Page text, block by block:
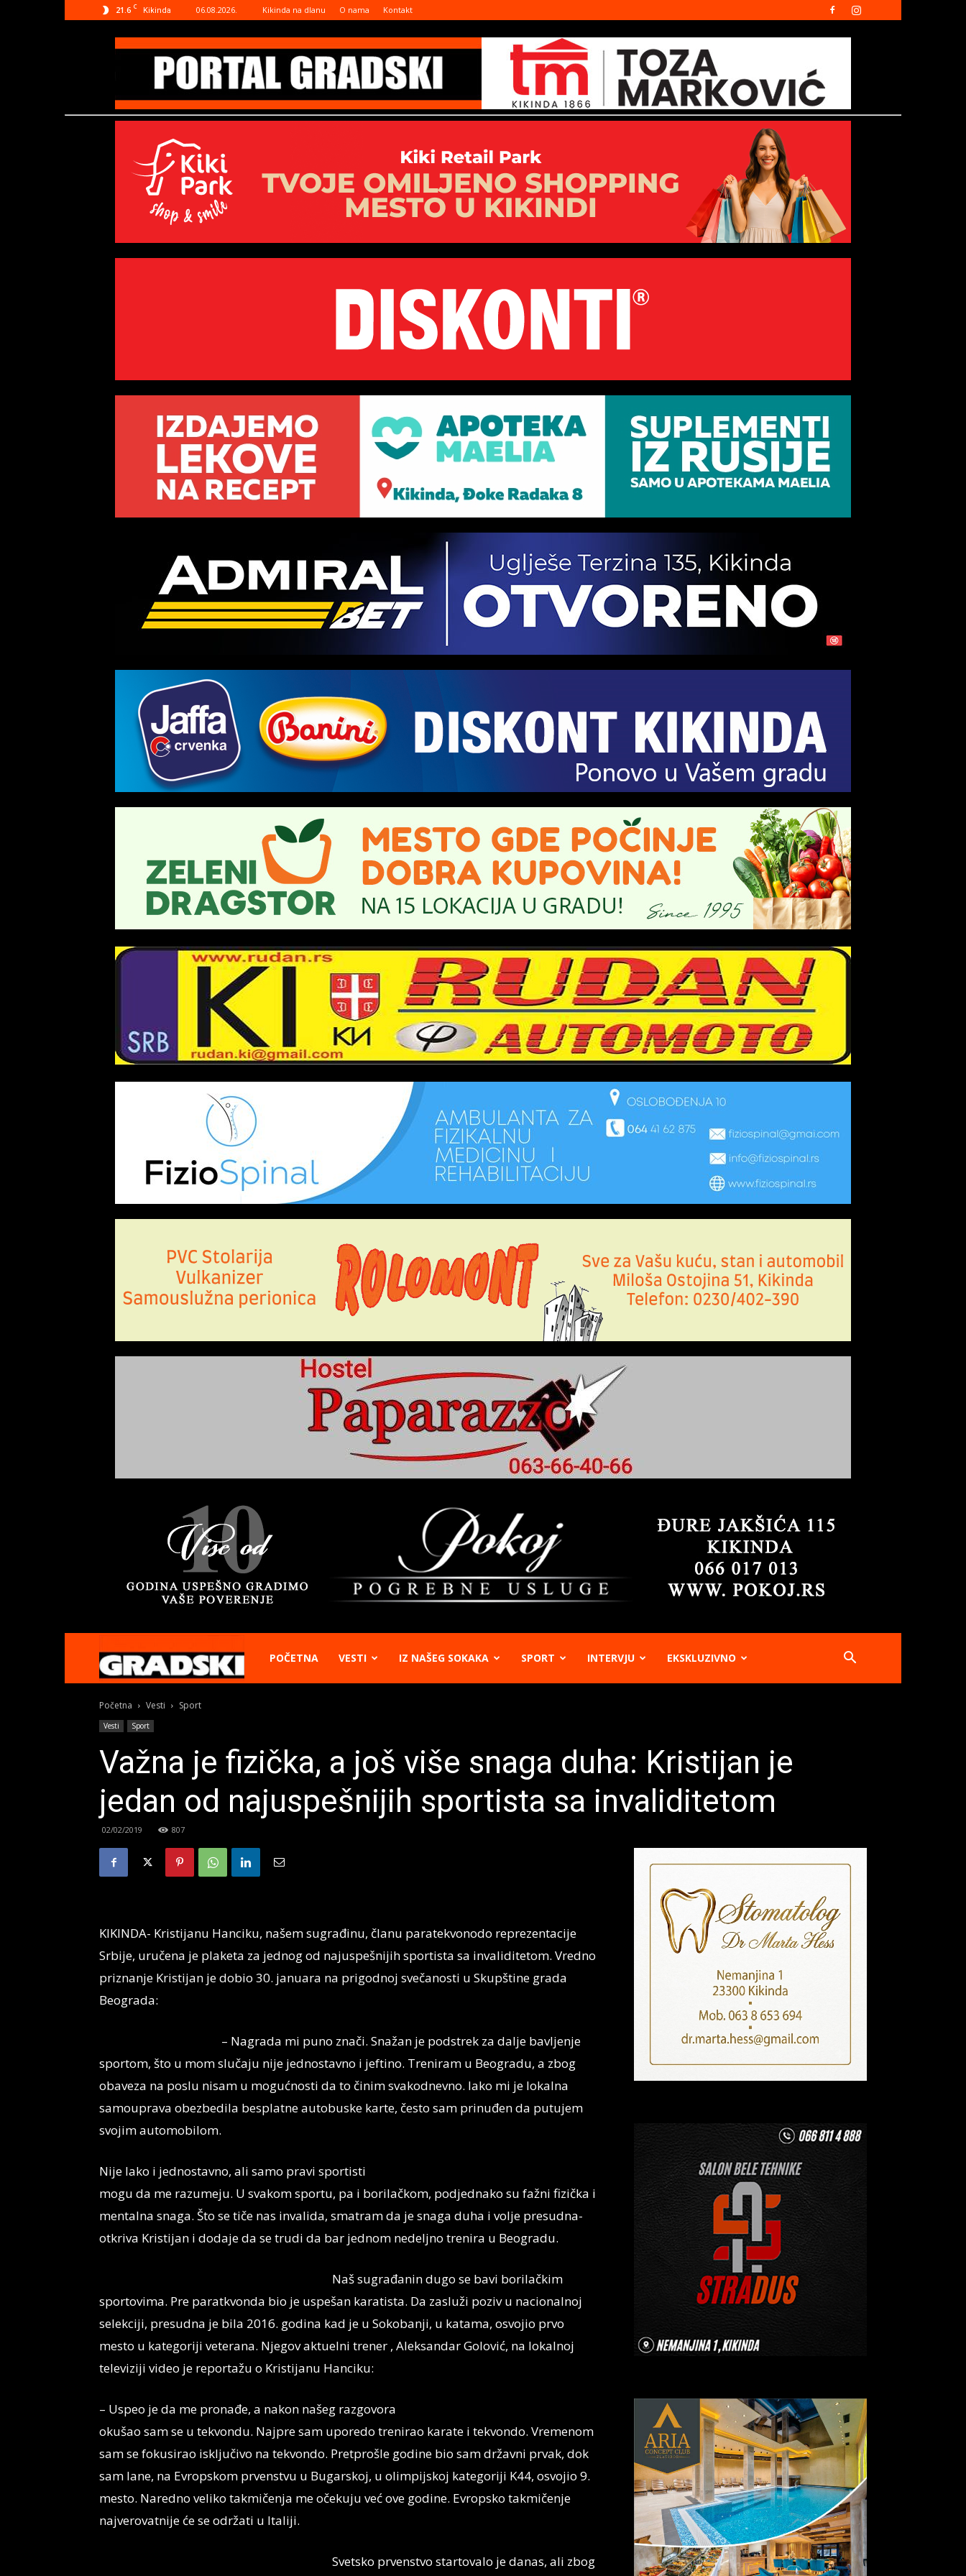
21.6 C Kikinda 06.08.2026. Kikinda na dlanu O nama Kontakt
Gradski
Kikinda
POČETNA VESTI IZ NAŠEG SOKAKA SPORT INTERVJU EKSKLUZIVNO
Početna Vesti Sport
Vesti Sport
Važna je fizička, a još više snaga duha: Kristijan je
jedan od najuspešnijih sportista sa invaliditetom
02/02/2019 807
KIKINDA- Kristijanu Hanciku, našem sugrađinu, članu paratekvonodo reprezentacije
Srbije, uručena je plaketa za jednog od najuspešnijih sportista sa invaliditetom. Vredno
priznanje Kristijan je dobio 30. januara na prigodnoj svečanosti u Skupštine grada
Beograda:
– Nagrada mi puno znači. Snažan je podstrek za dalje bavljenje
sportom, što u mom slučaju nije jednostavno i jeftino. Treniram u Beogradu, a zbog
obaveza na poslu nisam u mogućnosti da to činim svakodnevno. Iako mi je lokalna
samouprava obezbedila besplatne autobuske karte, često sam prinuđen da putujem
svojim automobilom.
Nije lako i jednostavno, ali samo pravi sportisti
mogu da me razumeju. U svakom sportu, pa i borilačkom, podjednako su fažni fizička i
mentalna snaga. Što se tiče nas invalida, smatram da je snaga duha i volje presudna-
otkriva Kristijan i dodaje da se trudi da bar jednom nedeljno trenira u Beogradu.
Naš sugrađanin dugo se bavi borilačkim
sportovima. Pre paratkvonda bio je uspešan karatista. Da zasluži poziv u nacionalnoj
selekciji, presudna je bila 2016. godina kad je u Sokobanji, u katama, osvojio prvo
mesto u kategoriji veterana. Njegov aktuelni trener , Aleksandar Golović, na lokalnoj
televiziji video je reportažu o Kristijanu Hanciku:
– Uspeo je da me pronađe, a nakon našeg razgovora
okušao sam se u tekvondu. Najpre sam uporedo trenirao karate i tekvondo. Vremenom
sam se fokusirao isključivo na tekvondo. Pretprošle godine bio sam državni prvak, dok
sam lane, na Evropskom prvenstvu u Bugarskoj, u olimpijskoj kategoriji K44, osvojio 9.
mesto. Naredno veliko takmičenja me očekuju već ove godine. Evropsko takmičenje
najverovatnije će se održati u Italiji.
Svetsko prvenstvo startovalo je danas, ali zbog